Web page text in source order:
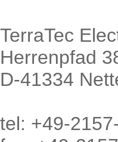
TerraTec
Herrenpfad
D-41334
tel: +49-